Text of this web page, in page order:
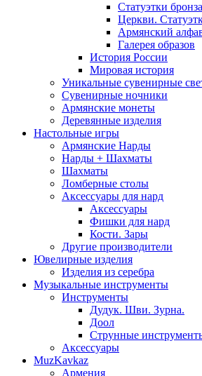
Статуэтки бронза
Церкви.
Армянский
Галерея образов
История России
Мировая история
Уникальные сувенирные
Сувенирные ночники
Армянские монеты
Деревянные изделия
Настольные игры
Армянские Нарды
Нарды + Шахматы
Шахматы
Ломберные столы
Аксессуары для нард
Аксессуары
Фишки для нард
Кости. Зары
Другие производители
Ювелирные изделия
Изделия из серебра
Музыкальные инструменты
Инструменты
Дудук. Шви. Зурна.
Доол
Струнные
Аксессуары
MuzKavkaz
Армения